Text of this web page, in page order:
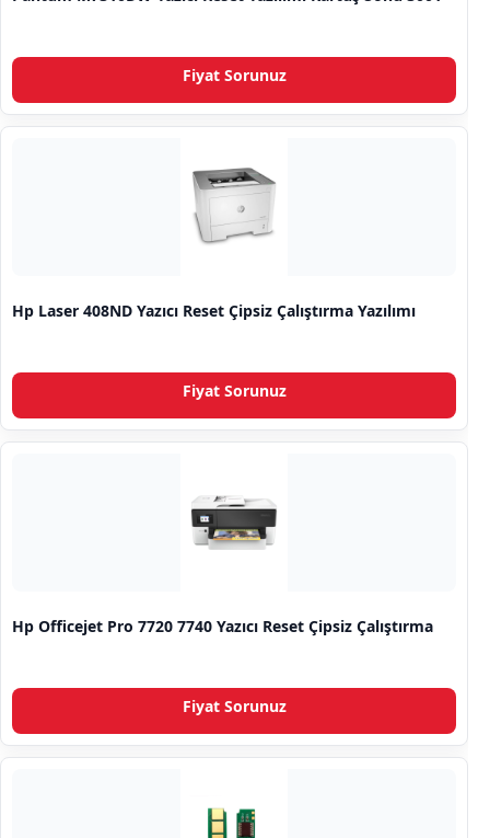
Fiyat Sorunuz
Hp Laser 408ND Yazıcı Reset Çipsiz Çalıştırma Yazılımı
Fiyat Sorunuz
Hp Officejet Pro 7720 7740 Yazıcı Reset Çipsiz Çalıştırma
Fiyat Sorunuz